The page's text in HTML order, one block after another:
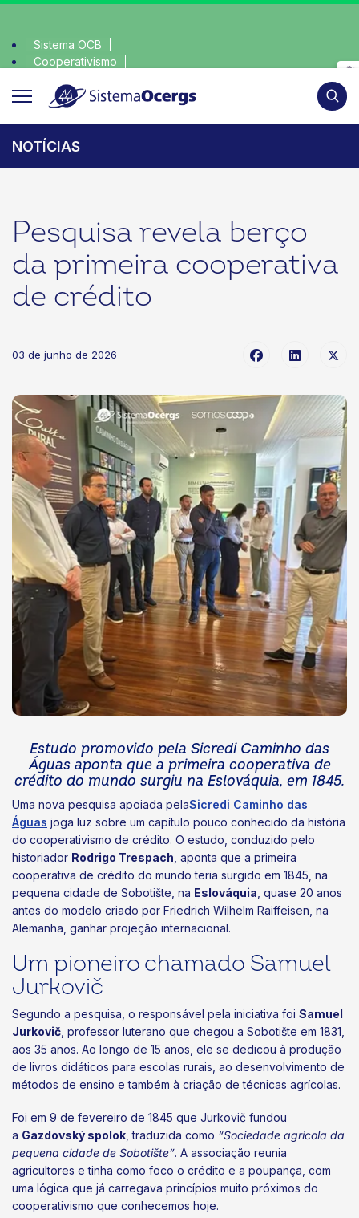
Sistema OCB
Cooperativismo
NOTÍCIAS
Pesquisa revela berço
da primeira cooperativa
de crédito
03 de junho de 2026
Estudo promovido pela Sicredi Caminho das
Águas aponta que a primeira cooperativa de
crédito do mundo surgiu na Eslováquia, em 1845.
Uma nova pesquisa apoiada pelaSicredi Caminho das
Águas joga luz sobre um capítulo pouco conhecido da história
do cooperativismo de crédito. O estudo, conduzido pelo
historiador Rodrigo Trespach , aponta que a primeira
cooperativa de crédito do mundo teria surgido em 1845, na
pequena cidade de Sobotište, na Eslováquia , quase 20 anos
antes do modelo criado por Friedrich Wilhelm Raiffeisen, na
Alemanha, ganhar projeção internacional.
Um pioneiro chamado Samuel
Jurkovič
Segundo a pesquisa, o responsável pela iniciativa foi Samuel
Jurkovič , professor luterano que chegou a Sobotište em 1831,
aos 35 anos. Ao longo de 15 anos, ele se dedicou à produção
de livros didáticos para escolas rurais, ao desenvolvimento de
métodos de ensino e também à criação de técnicas agrícolas.
Foi em 9 de fevereiro de 1845 que Jurkovič fundou
a Gazdovský spolok , traduzida como “Sociedade agrícola da
pequena cidade de Sobotište”. A associação reunia
agricultores e tinha como foco o crédito e a poupança, com
uma lógica que já carregava princípios muito próximos do
cooperativismo que conhecemos hoje.